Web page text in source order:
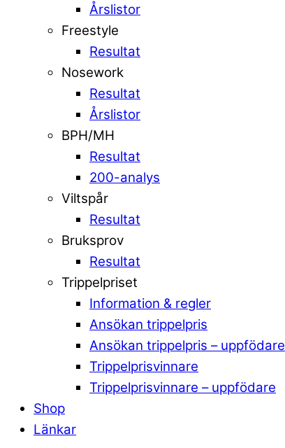
Årslistor
Freestyle
Resultat
Nosework
Resultat
Årslistor
BPH/MH
Resultat
200-analys
Viltspår
Resultat
Bruksprov
Resultat
Trippelpriset
Information & regler
Ansökan trippelpris
Ansökan trippelpris – uppfödare
Trippelprisvinnare
Trippelprisvinnare – uppfödare
Shop
Länkar